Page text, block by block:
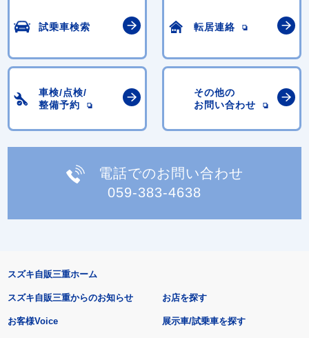
試乗車検索 転居連絡
車検/点検/
整備予約
その他の
お問い合わせ
電話でのお問い合わせ
059-383-4638
スズキ自販三重ホーム
スズキ自販三重からのお知らせ
お客様Voice
お店を探す
展示車/試乗車を探す